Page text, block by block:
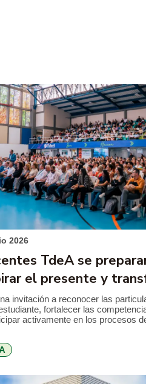
2026
TdeA se
el presente y
invitación a reconocer las
fortalecer las
activamente en los procesos
El encuentro reunió a docentes